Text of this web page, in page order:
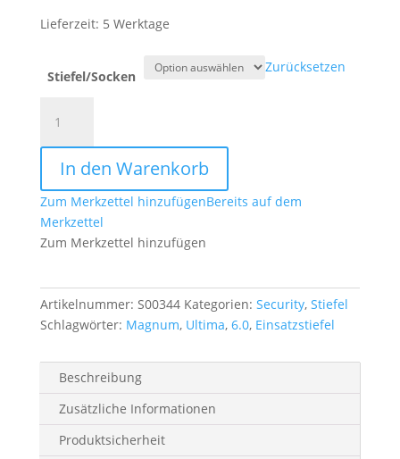
Lieferzeit: 5 Werktage
Stiefel/Socken
Zurücksetzen
Magnum®
Ultima
Wp
Black
Menge
In den Warenkorb
Zum Merkzettel hinzufügenBereits auf dem
Merkzettel
Zum Merkzettel hinzufügen
Artikelnummer: S00344 Kategorien: Security, Stiefel
Schlagwörter: Magnum, Ultima, 6.0, Einsatzstiefel
Beschreibung
Zusätzliche Informationen
Produktsicherheit